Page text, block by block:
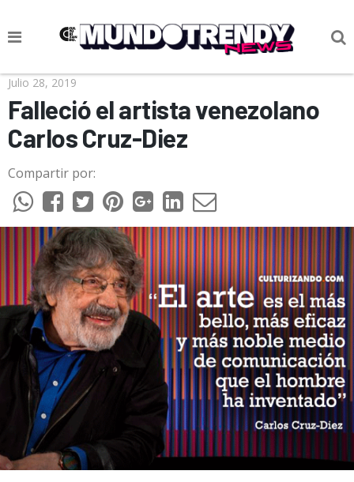
NOTICIAS
CULTURA POP
CIENCIA Y TECNOLOGÍA
VIDA
SOCIEDAD
CULTURIZANDO.COM
Julio 28, 2019
Falleció el artista venezolano
Carlos Cruz-Diez
Compartir por: